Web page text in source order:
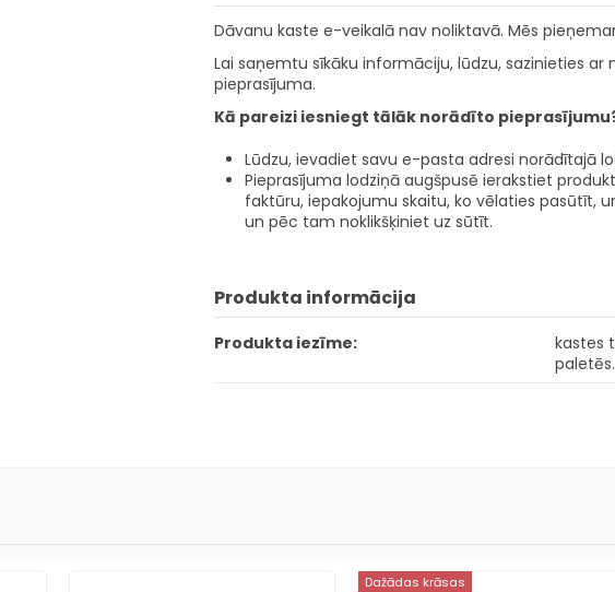
Dāvanu kaste e-veikalā nav noliktavā. Mēs
Lai saņemtu sīkāku informāciju, lūdzu, sazinieties
pieprasījuma.
Kā pareizi iesniegt tālāk norādīto
Lūdzu, ievadiet savu e-pasta adresi norādītajā
Pieprasījuma lodziņā augšpusē ierakstiet
faktūru, iepakojumu skaitu, ko vēlaties pasūtīt,
un pēc tam noklikšķiniet uz sūtīt.
Produkta informācija
Produkta iezīme:
kastes
paletēs.
Dažādas krāsas